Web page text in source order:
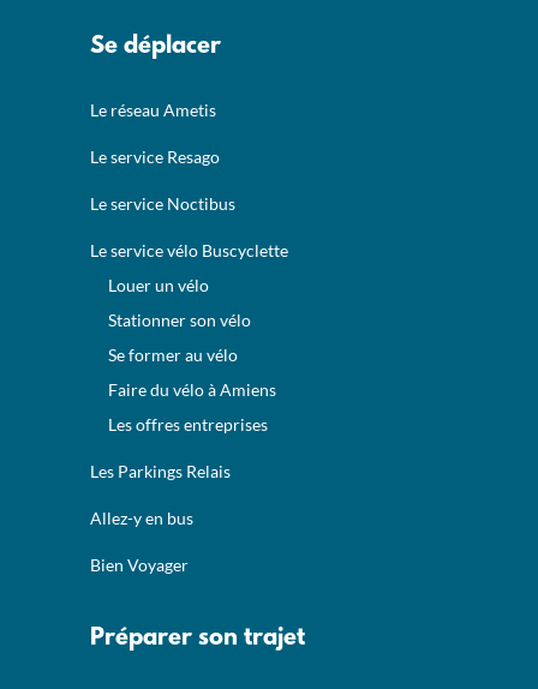
Se déplacer
Le réseau Ametis
Le service Resago
Le service Noctibus
Le service vélo Buscyclette
Louer un vélo
Stationner son vélo
Se former au vélo
Faire du vélo à Amiens
Les offres entreprises
Les Parkings Relais
Allez-y en bus
Bien Voyager
Préparer son trajet